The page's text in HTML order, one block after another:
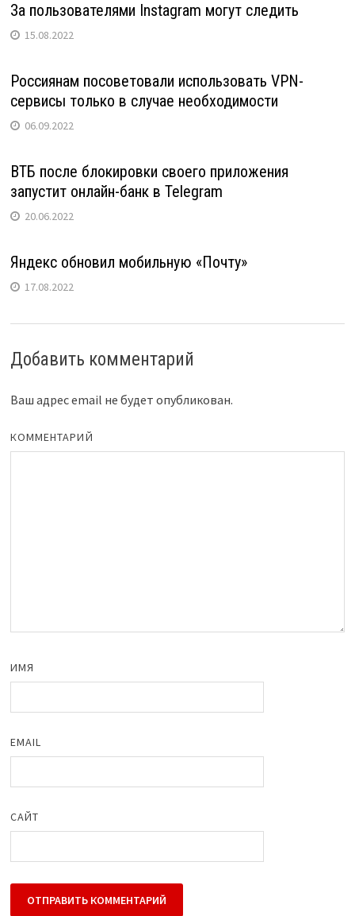
За пользователями Instagram могут следить
15.08.2022
Россиянам посоветовали использовать VPN-
сервисы только в случае необходимости
06.09.2022
ВТБ после блокировки своего приложения
запустит онлайн-банк в Telegram
20.06.2022
Яндекс обновил мобильную «Почту»
17.08.2022
Добавить комментарий
Ваш адрес email не будет опубликован.
КОММЕНТАРИЙ
ИМЯ
EMAIL
САЙТ